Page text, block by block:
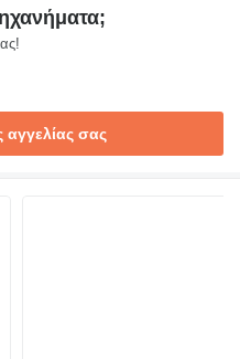
αγγελίας σας